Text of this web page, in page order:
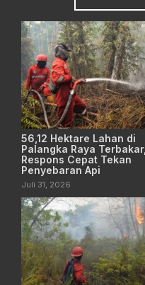
56,12 Hektare Lahan di
Palangka Raya Terbakar,
Respons Cepat Tekan
Penyebaran Api
Juli 31, 2026